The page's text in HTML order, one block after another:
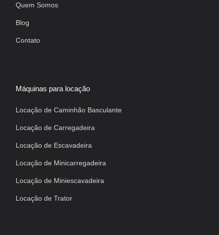
Quem Somos
Blog
Contato
Máquinas para locação
Locação de Caminhão Basculante
Locação de Carregadeira
Locação de Escavadeira
Locação de Minicarregadeira
Locação de Miniescavadeira
Locação de Trator